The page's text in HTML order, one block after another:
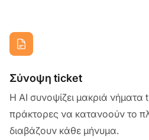
Σύνοψη ticket
Η AI συνοψίζει μακριά
πράκτορες να κατανοούν το
διαβάζουν κάθε μήνυμα.